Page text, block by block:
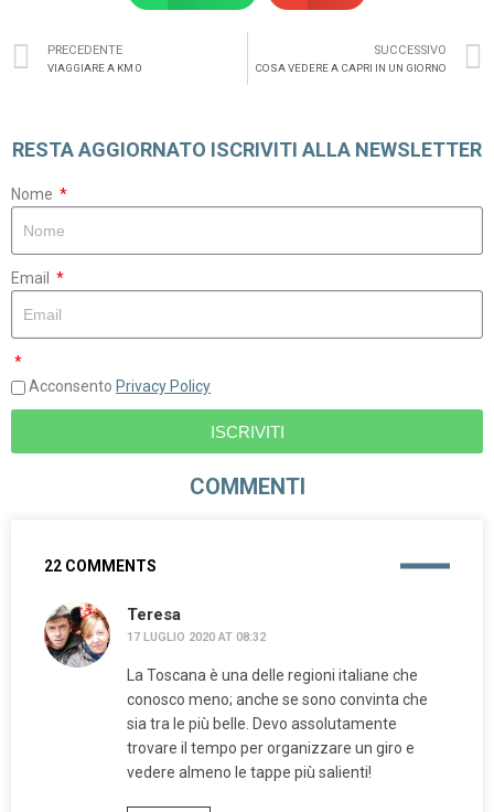
PRECEDENTE
VIAGGIARE A KM 0
SUCCESSIVO
COSA VEDERE A CAPRI IN UN GIORNO
RESTA AGGIORNATO ISCRIVITI ALLA NEWSLETTER
Nome
Email
Acconsento Privacy Policy
ISCRIVITI
COMMENTI
22 COMMENTS
Teresa
17 LUGLIO 2020 AT 08:32
La Toscana è una delle regioni italiane che
conosco meno; anche se sono convinta che
sia tra le più belle. Devo assolutamente
trovare il tempo per organizzare un giro e
vedere almeno le tappe più salienti!